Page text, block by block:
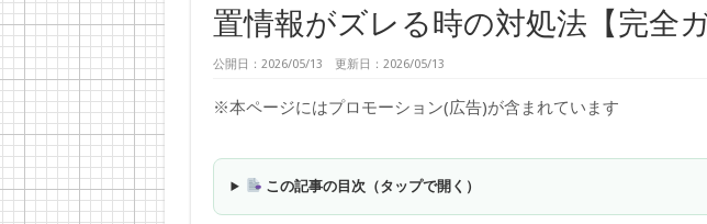
置情報がズレる時の対処法【完全ガ
公開日：2026/05/13 更新日：2026/05/13
※本ページにはプロモーション(広告)が含まれています
この記事の目次（タップで開く）